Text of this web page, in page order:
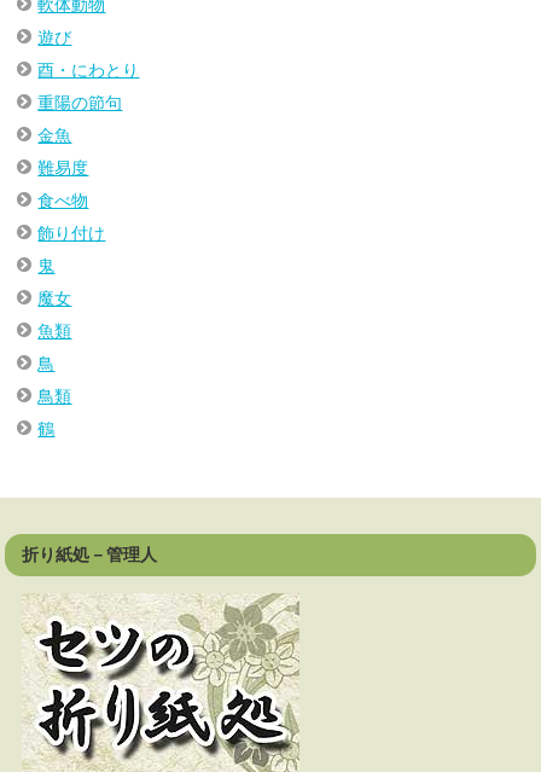
軟体動物
遊び
酉・にわとり
重陽の節句
金魚
難易度
食べ物
飾り付け
鬼
魔女
魚類
鳥
鳥類
鶴
折り紙処－管理人